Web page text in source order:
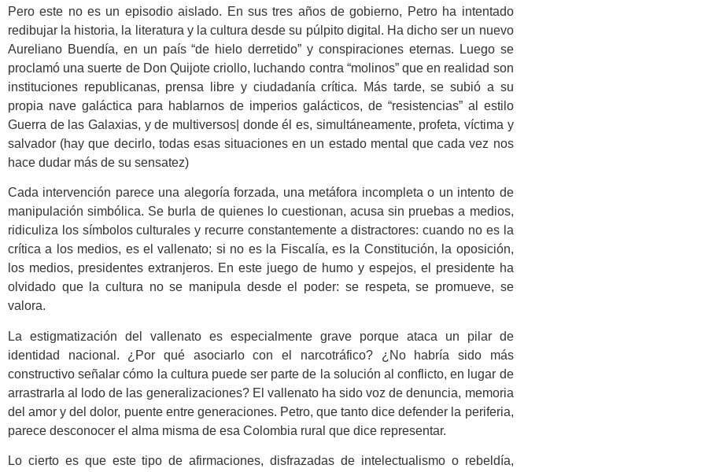
Pero este no es un episodio aislado. En sus tres años de gobierno, Petro ha intentado
redibujar la historia, la literatura y la cultura desde su púlpito digital. Ha dicho ser un nuevo
Aureliano Buendía, en un país “de hielo derretido” y conspiraciones eternas. Luego se
proclamó una suerte de Don Quijote criollo, luchando contra “molinos” que en realidad son
instituciones republicanas, prensa libre y ciudadanía crítica. Más tarde, se subió a su
propia nave galáctica para hablarnos de imperios galácticos, de “resistencias” al estilo
Guerra de las Galaxias, y de multiversos| donde él es, simultáneamente, profeta, víctima y
salvador (hay que decirlo, todas esas situaciones en un estado mental que cada vez nos
hace dudar más de su sensatez)
Cada intervención parece una alegoría forzada, una metáfora incompleta o un intento de
manipulación simbólica. Se burla de quienes lo cuestionan, acusa sin pruebas a medios,
ridiculiza los símbolos culturales y recurre constantemente a distractores: cuando no es la
crítica a los medios, es el vallenato; si no es la Fiscalía, es la Constitución, la oposición,
los medios, presidentes extranjeros. En este juego de humo y espejos, el presidente ha
olvidado que la cultura no se manipula desde el poder: se respeta, se promueve, se
valora.
La estigmatización del vallenato es especialmente grave porque ataca un pilar de
identidad nacional. ¿Por qué asociarlo con el narcotráfico? ¿No habría sido más
constructivo señalar cómo la cultura puede ser parte de la solución al conflicto, en lugar de
arrastrarla al lodo de las generalizaciones? El vallenato ha sido voz de denuncia, memoria
del amor y del dolor, puente entre generaciones. Petro, que tanto dice defender la periferia,
parece desconocer el alma misma de esa Colombia rural que dice representar.
Lo cierto es que este tipo de afirmaciones, disfrazadas de intelectualismo o rebeldía,